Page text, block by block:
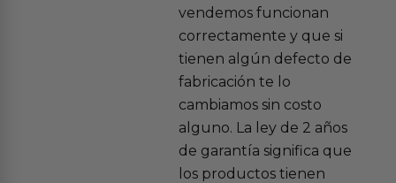
vendemos funcionan
correctamente y que si
tienen algún defecto de
fabricación te lo
cambiamos sin costo
alguno. La ley de 2 años
de garantía significa que
los productos tienen